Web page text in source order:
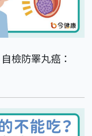
檢防睪丸癌：